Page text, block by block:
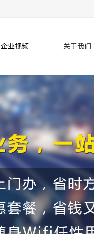
企业视频 关于我们
联系方式